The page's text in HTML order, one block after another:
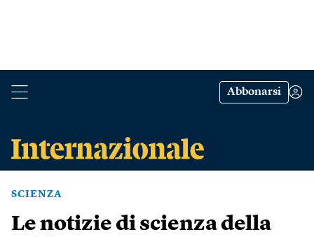
Abbonarsi
SCIENZA
Le notizie di scienza della